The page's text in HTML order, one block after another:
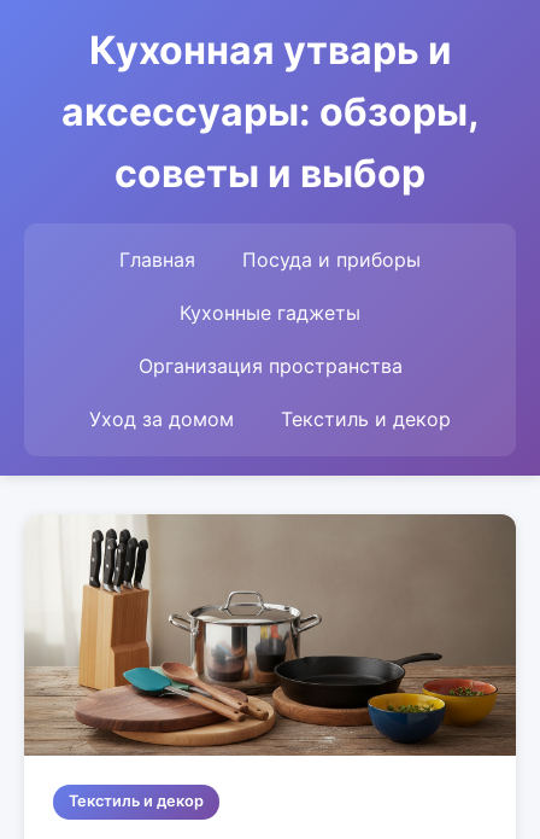
Кухонная утварь и
аксессуары: обзоры,
советы и выбор
Главная Посуда и приборы
Кухонные гаджеты
Организация пространства
Уход за домом Текстиль и декор
Текстиль и декор